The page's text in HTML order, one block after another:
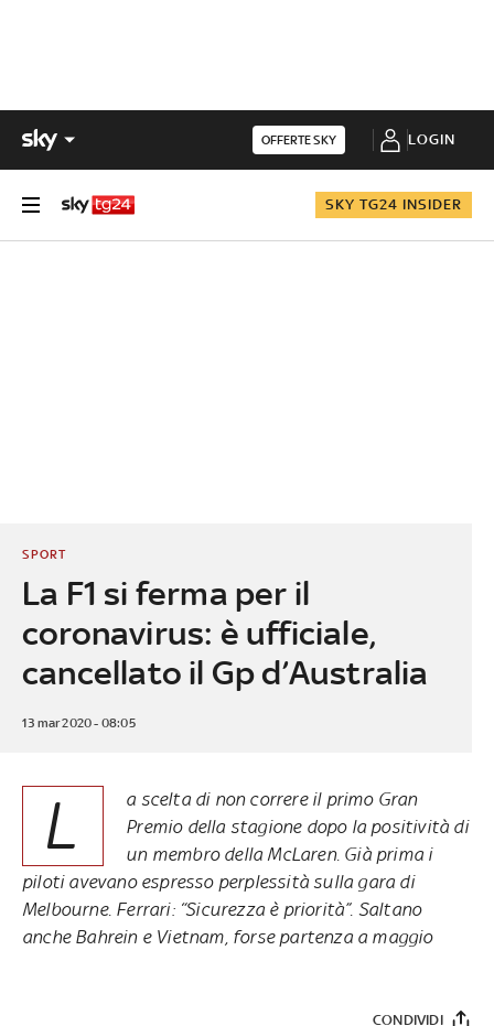
OFFERTE SKY LOGIN
SKY TG24 INSIDER
La F1 si ferma per il
coronavirus: è ufficiale,
cancellato il Gp d’Australia
SPORT
13 mar 2020 - 08:05
L
a scelta di non correre il primo Gran
Premio della stagione dopo la positività di
un membro della McLaren. Già prima i
piloti avevano espresso perplessità sulla gara di
Melbourne. Ferrari: “Sicurezza è priorità”. Saltano
anche Bahrein e Vietnam, forse partenza a maggio
CONDIVIDI